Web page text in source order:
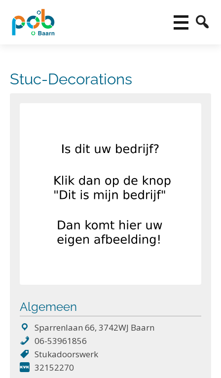
Stuc-Decorations
Algemeen
Sparrenlaan 66, 3742WJ Baarn
06-53961856
Stukadoorswerk
32152270